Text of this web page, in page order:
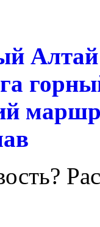
Алтай